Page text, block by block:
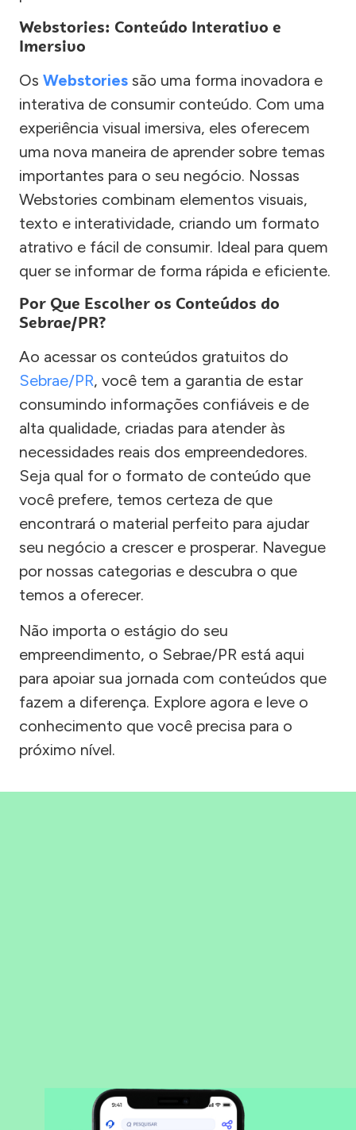
Webstories: Conteúdo Interativo e
Imersivo
Os Webstories são uma forma inovadora e
interativa de consumir conteúdo. Com uma
experiência visual imersiva, eles oferecem
uma nova maneira de aprender sobre temas
importantes para o seu negócio. Nossas
Webstories combinam elementos visuais,
texto e interatividade, criando um formato
atrativo e fácil de consumir. Ideal para quem
quer se informar de forma rápida e eficiente.
Por Que Escolher os Conteúdos do
Sebrae/PR?
Ao acessar os conteúdos gratuitos do
Sebrae/PR, você tem a garantia de estar
consumindo informações confiáveis e de
alta qualidade, criadas para atender às
necessidades reais dos empreendedores.
Seja qual for o formato de conteúdo que
você prefere, temos certeza de que
encontrará o material perfeito para ajudar
seu negócio a crescer e prosperar. Navegue
por nossas categorias e descubra o que
temos a oferecer.
Não importa o estágio do seu
empreendimento, o Sebrae/PR está aqui
para apoiar sua jornada com conteúdos que
fazem a diferença. Explore agora e leve o
conhecimento que você precisa para o
próximo nível.